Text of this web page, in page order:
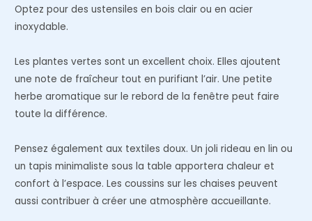
Optez pour des ustensiles en bois clair ou en acier
inoxydable.
Les plantes vertes sont un excellent choix. Elles ajoutent
une note de fraîcheur tout en purifiant l’air. Une petite
herbe aromatique sur le rebord de la fenêtre peut faire
toute la différence.
Pensez également aux textiles doux. Un joli rideau en lin ou
un tapis minimaliste sous la table apportera chaleur et
confort à l’espace. Les coussins sur les chaises peuvent
aussi contribuer à créer une atmosphère accueillante.